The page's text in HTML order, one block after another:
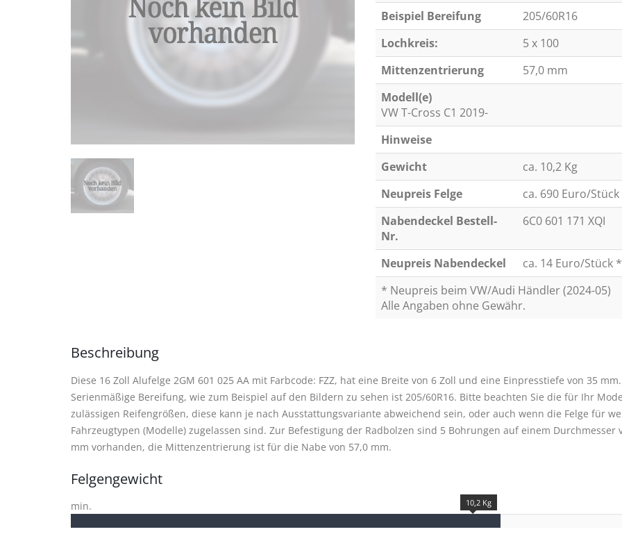
Beispiel Bereifung
205/60R16
Lochkreis:
5 x 100
Mittenzentrierung
57,0 mm
Modell(e)
VW T-Cross C1 2019-
Hinweise
Gewicht
ca. 10,2 Kg
Neupreis Felge
ca. 690 Euro/
Nabendeckel Bestell-
Nr.
6C0 601 171 XQI
Neupreis Nabendeckel
ca. 14 Euro/Stück *
* Neupreis beim VW/Audi Händler (2024-05)
Alle Angaben ohne Gewähr.
Beschreibung
Diese 16 Zoll Alufelge 2GM 601 025 AA mit Farbcode: FZZ, hat eine Breite von 6 Zoll und eine Einpresstiefe von 35 mm.
Serienmäßige Bereifung, wie zum Beispiel auf den Bildern zu sehen ist 205/60R16. Bitte beachten Sie die für Ihr
zulässigen Reifengrößen, diese kann je nach Ausstattungsvariante abweichend sein, oder auch wenn die Felge für
Fahrzeugtypen (Modelle) zugelassen sind. Zur Befestigung der Radbolzen sind 5 Bohrungen auf einem Durchmesser
mm vorhanden, die Mittenzentrierung ist für die Nabe von 57,0 mm.
Felgengewicht
min. 10,2 Kg